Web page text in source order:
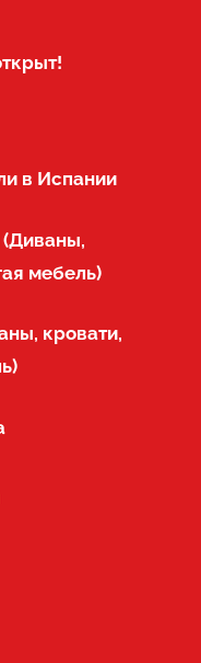
в Испании
мебель)
кровати,